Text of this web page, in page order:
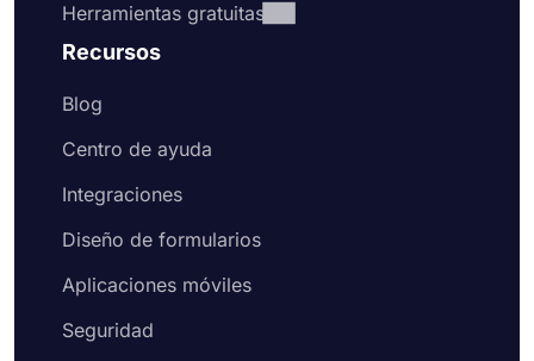
Herramientas gratuitas
Recursos
Blog
Centro de ayuda
Integraciones
Diseño de formularios
Aplicaciones móviles
Seguridad